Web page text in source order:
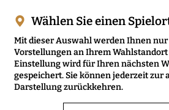
Wählen Sie einen
Mit dieser Auswahl werden Ihnen
Vorstellungen an Ihrem Wahlstandort
Einstellung wird für Ihren nächsten
gespeichert. Sie können jederzeit zur
Darstellung zurückkehren.